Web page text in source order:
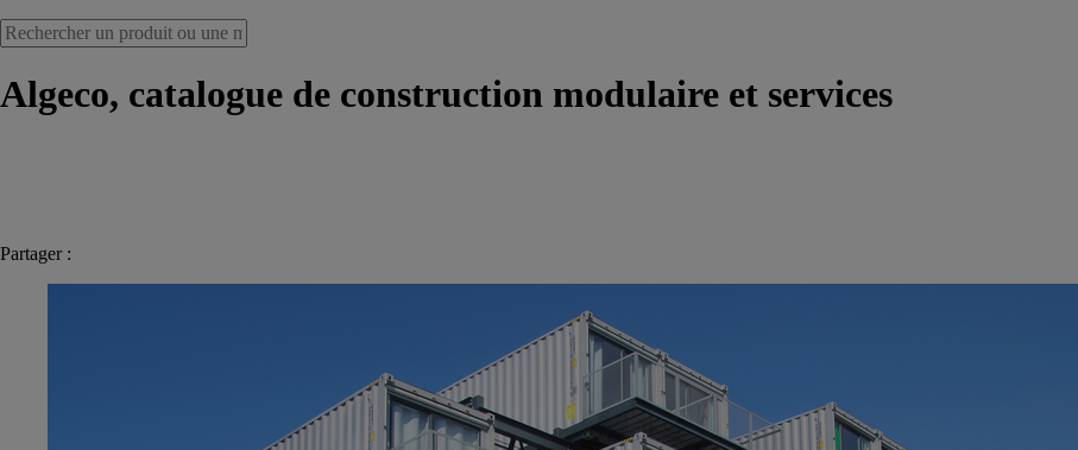
Algeco, catalogue de construction modulaire et services
Partager :